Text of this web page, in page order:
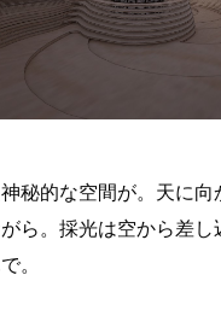
秘的な空間が。天に
ら。採光は空から差
。